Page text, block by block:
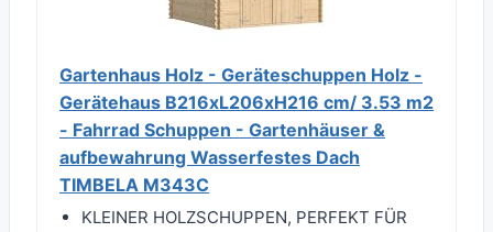
Gartenhaus Holz - Geräteschuppen Holz -
Gerätehaus B216xL206xH216 cm/ 3.53 m2
- Fahrrad Schuppen - Gartenhäuser &
aufbewahrung Wasserfestes Dach
TIMBELA M343C
KLEINER HOLZSCHUPPEN, PERFEKT FÜR